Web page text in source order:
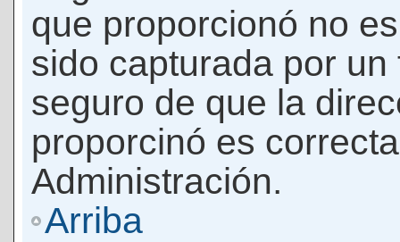
que proporcionó no
sido capturada por
seguro de que la
proporcinó es
Administración.
Arriba